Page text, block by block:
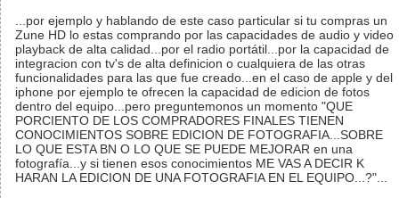
...por ejemplo y hablando de este caso particular si tu compras un
Zune HD lo estas comprando por las capacidades de audio y video
playback de alta calidad...por el radio portátil...por la capacidad de
integracion con tv's de alta definicion o cualquiera de las otras
funcionalidades para las que fue creado...en el caso de apple y del
iphone por ejemplo te ofrecen la capacidad de edicion de fotos
dentro del equipo...pero preguntemonos un momento "QUE
PORCIENTO DE LOS COMPRADORES FINALES TIENEN
CONOCIMIENTOS SOBRE EDICION DE FOTOGRAFIA...SOBRE
LO QUE ESTA BN O LO QUE SE PUEDE MEJORAR en una
fotografía...y si tienen esos conocimientos ME VAS A DECIR K
HARAN LA EDICION DE UNA FOTOGRAFIA EN EL EQUIPO...?"...